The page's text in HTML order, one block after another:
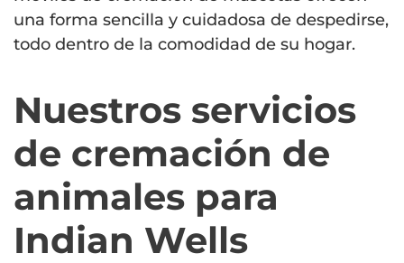
una forma sencilla y cuidadosa de despedirse,
todo dentro de la comodidad de su hogar.
Nuestros servicios
de cremación de
animales para
Indian Wells